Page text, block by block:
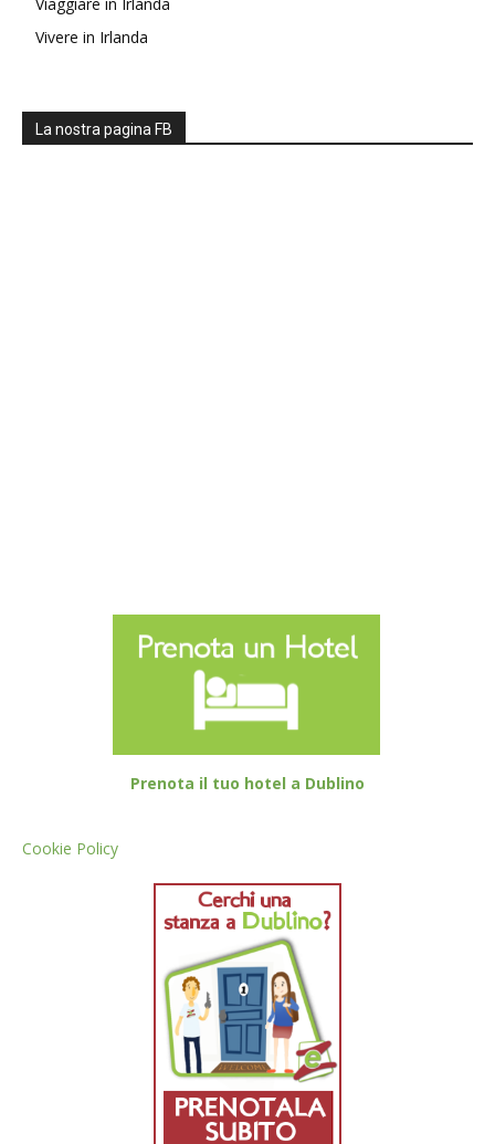
Vivere in Irlanda
La nostra pagina FB
Prenota il tuo hotel a Dublino
Cookie Policy